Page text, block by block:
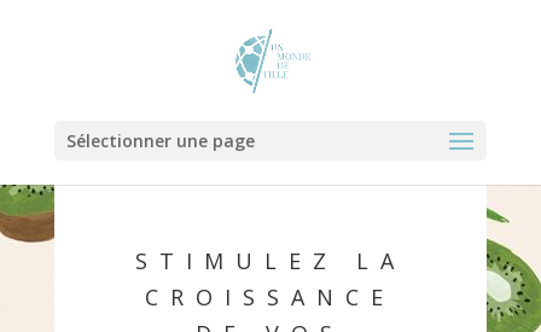
Sélectionner une page
STIMULEZ LA
CROISSANCE